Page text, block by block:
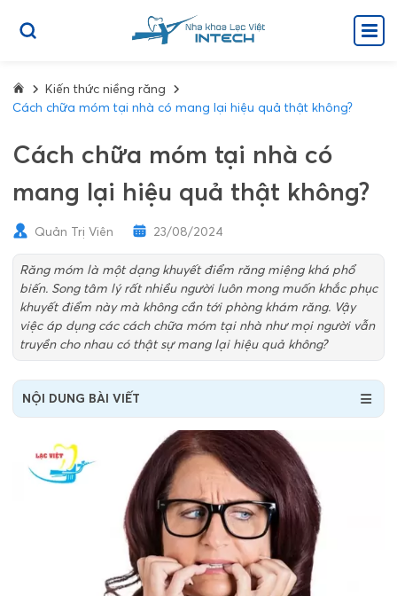
Kiến thức niềng răng
Cách chữa móm tại nhà có mang lại hiệu quả thật không?
Cách chữa móm tại nhà có
mang lại hiệu quả thật không?
Quản Trị Viên 23/08/2024
Răng móm là một dạng khuyết điểm răng miệng khá phổ
biến. Song tâm lý rất nhiều người luôn mong muốn khắc phục
khuyết điểm này mà không cần tới phòng khám răng. Vậy
việc áp dụng các cách chữa móm tại nhà như mọi người vẫn
truyền cho nhau có thật sự mang lại hiệu quả không?
NỘI DUNG BÀI VIẾT